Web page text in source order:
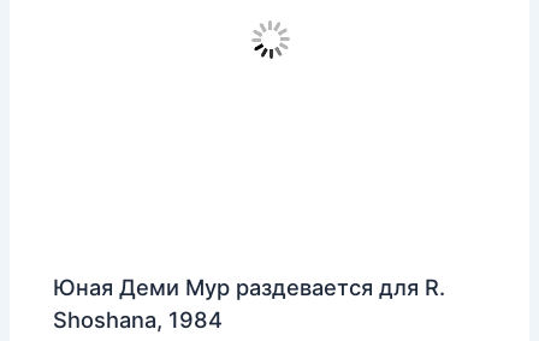
Юная Деми Мур раздевается для R.
Shoshana, 1984